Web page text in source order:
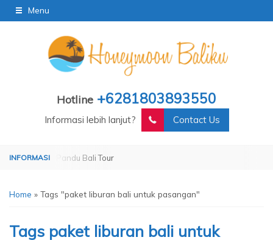
Menu
Hotline +6281803893550
Informasi lebih lanjut? Contact Us
by Pandu Bali Tour Operated by Pandu Bali Tour
Home » Tags "paket liburan bali untuk pasangan"
Tags paket liburan bali untuk